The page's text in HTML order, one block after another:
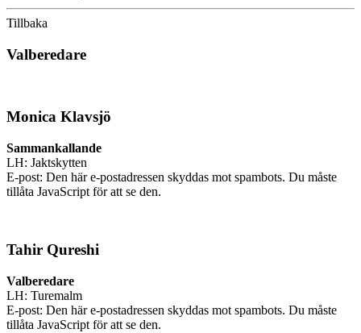
Tillbaka
Valberedare
Monica Klavsjö
Sammankallande
LH: Jaktskytten
E-post: Den här e-postadressen skyddas mot spambots. Du måste
tillåta JavaScript för att se den.
Tahir Qureshi
Valberedare
LH: Turemalm
E-post: Den här e-postadressen skyddas mot spambots. Du måste
tillåta JavaScript för att se den.